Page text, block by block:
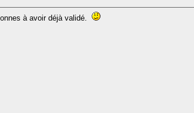
à avoir déjà validé.